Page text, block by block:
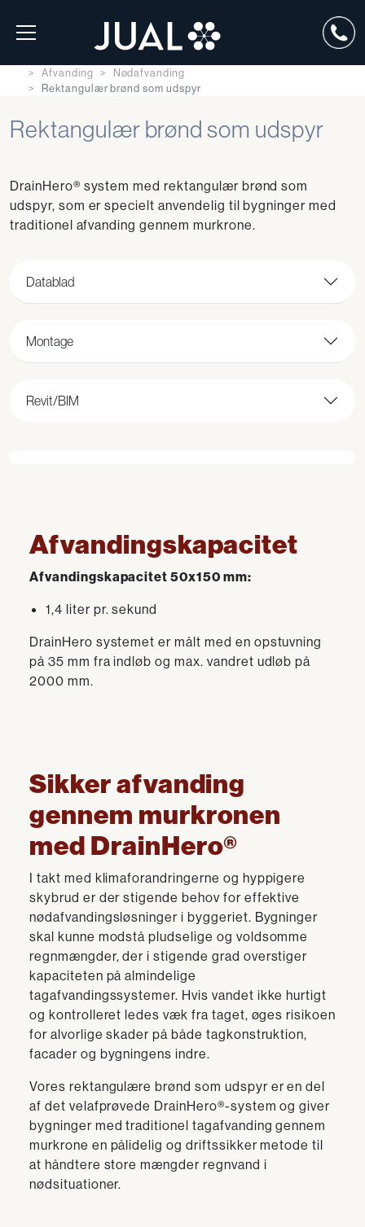
Afvanding
Nødafvanding
Rektangulær brønd som udspyr
Rektangulær brønd som udspyr
DrainHero® system med rektangulær brønd som
udspyr, som er specielt anvendelig til bygninger med
traditionel afvanding gennem murkrone.
Datablad
Montage
Revit/BIM
Afvandingskapacitet
Afvandingskapacitet 50x150 mm:
1,4 liter pr. sekund
DrainHero systemet er målt med en opstuvning
på 35 mm fra indløb og max. vandret udløb på
2000 mm.
Sikker afvanding
gennem murkronen
med DrainHero®
I takt med klimaforandringerne og hyppigere
skybrud er der stigende behov for effektive
nødafvandingsløsninger i byggeriet. Bygninger
skal kunne modstå pludselige og voldsomme
regnmængder, der i stigende grad overstiger
kapaciteten på almindelige
tagafvandingssystemer. Hvis vandet ikke hurtigt
og kontrolleret ledes væk fra taget, øges risikoen
for alvorlige skader på både tagkonstruktion,
facader og bygningens indre.
Vores rektangulære brønd som udspyr er en del
af det velafprøvede DrainHero®-system og giver
bygninger med traditionel tagafvanding gennem
murkrone en pålidelig og driftssikker metode til
at håndtere store mængder regnvand i
nødsituationer.